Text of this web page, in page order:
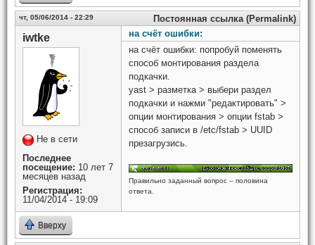
чт, 05/06/2014 - 22:29 Постоянная ссылка (Permalink)
iwtke
Не в сети
Последнее
посещение: 10 лет 7
месяцев назад
Регистрация:
11/04/2014 - 19:09
на счёт ошибки:
на счёт ошибки: попробуй поменять
способ монтирования раздела
подкачки.
yast > разметка > выбери раздел
подкачки и нажми "редактировать" >
опции монтирования > опции fstab >
способ записи в /etc/fstab > UUID
презагрузись.
Правильно заданный вопрос – половина
ответа.
Вверху